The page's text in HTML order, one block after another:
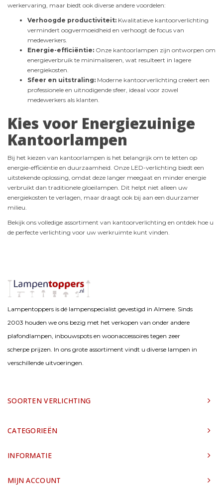
werkervaring, maar biedt ook diverse andere voordelen:
Verhoogde productiviteit: Kwalitatieve kantoorverlichting
vermindert oogvermoeidheid en verhoogt de focus van
medewerkers.
Energie-efficiëntie: Onze kantoorlampen zijn ontworpen om
energieverbruik te minimaliseren, wat resulteert in lagere
energiekosten.
Sfeer en uitstraling: Moderne kantoorverlichting creëert een
professionele en uitnodigende sfeer, ideaal voor zowel
medewerkers als klanten.
Kies voor Energiezuinige
Kantoorlampen
Bij het kiezen van kantoorlampen is het belangrijk om te letten op
energie-efficiëntie en duurzaamheid. Onze LED-verlichting biedt een
uitstekende oplossing, omdat deze langer meegaat en minder energie
verbruikt dan traditionele gloeilampen. Dit helpt niet alleen uw
energiekosten te verlagen, maar draagt ook bij aan een duurzamer
milieu.
Bekijk ons volledige assortiment van kantoorverlichting en ontdek hoe u
de perfecte verlichting voor uw werkruimte kunt vinden.
Lampentoppers is dé lampenspecialist gevestigd in Almere. Sinds
2003 houden we ons bezig met het verkopen van onder andere
plafondlampen, inbouwspots en woonaccessoires tegen zeer
scherpe prijzen. In ons grote assortiment vindt u diverse lampen in
verschillende uitvoeringen.
SOORTEN VERLICHTING
CATEGORIEËN
INFORMATIE
MIJN ACCOUNT